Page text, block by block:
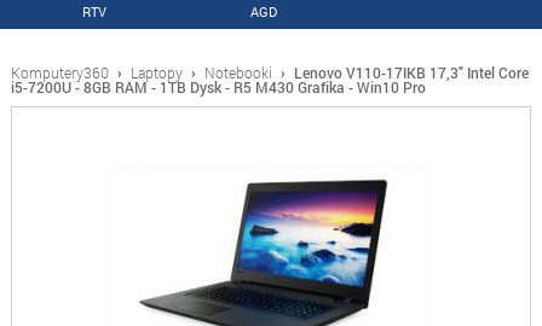
RTV AGD
Komputery360 › Laptopy › Notebooki › Lenovo V110-17IKB 17,3" Intel Core
i5-7200U - 8GB RAM - 1TB Dysk - R5 M430 Grafika - Win10 Pro